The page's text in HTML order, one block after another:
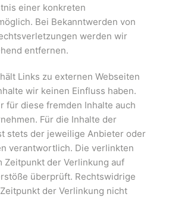
einer konkreten
Bei Bekanntwerden von
werden wir
entfernen.
Links zu externen Webseiten
wir keinen Einfluss haben.
für diese fremden Inhalte auch
Für die Inhalte der
stets der jeweilige Anbieter oder
verantwortlich. Die verlinkten
Zeitpunkt der Verlinkung auf
überprüft. Rechtswidrige
der Verlinkung nicht